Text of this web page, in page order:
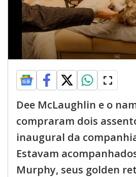
Dee McLaughlin e o
compraram dois
inaugural da
Estavam
Murphy, seus golden